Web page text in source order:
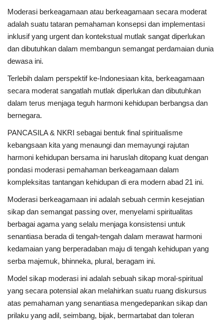
Kesehatan
Layanan Publik
Perempuan/Anak
Moderasi berkeagamaan atau berkeagamaan secara moderat
adalah suatu tataran pemahaman konsepsi dan implementasi
inklusif yang urgent dan kontekstual mutlak sangat diperlukan
dan dibutuhkan dalam membangun semangat perdamaian dunia
dewasa ini.
Terlebih dalam perspektif ke-Indonesiaan kita, berkeagamaan
secara moderat sangatlah mutlak diperlukan dan dibutuhkan
dalam terus menjaga teguh harmoni kehidupan berbangsa dan
bernegara.
PANCASILA & NKRI sebagai bentuk final spiritualisme
kebangsaan kita yang menaungi dan memayungi rajutan
harmoni kehidupan bersama ini haruslah ditopang kuat dengan
pondasi moderasi pemahaman berkeagamaan dalam
kompleksitas tantangan kehidupan di era modern abad 21 ini.
Moderasi berkeagamaan ini adalah sebuah cermin kesejatian
sikap dan semangat passing over, menyelami spiritualitas
berbagai agama yang selalu menjaga konsistensi untuk
senantiasa berada di tengah-tengah dalam merawat harmoni
kedamaian yang berperadaban maju di tengah kehidupan yang
serba majemuk, bhinneka, plural, beragam ini.
Model sikap moderasi ini adalah sebuah sikap moral-spiritual
yang secara potensial akan melahirkan suatu ruang diskursus
atas pemahaman yang senantiasa mengedepankan sikap dan
prilaku yang adil, seimbang, bijak, bermartabat dan toleran